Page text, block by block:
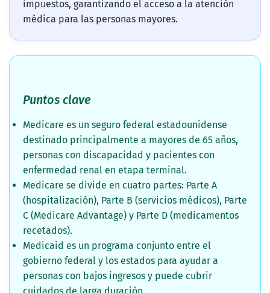
impuestos, garantizando el acceso a la atención
médica para las personas mayores.
Puntos clave
Medicare es un seguro federal estadounidense
destinado principalmente a mayores de 65 años,
personas con discapacidad y pacientes con
enfermedad renal en etapa terminal.
Medicare se divide en cuatro partes: Parte A
(hospitalización), Parte B (servicios médicos), Parte
C (Medicare Advantage) y Parte D (medicamentos
recetados).
Medicaid es un programa conjunto entre el
gobierno federal y los estados para ayudar a
personas con bajos ingresos y puede cubrir